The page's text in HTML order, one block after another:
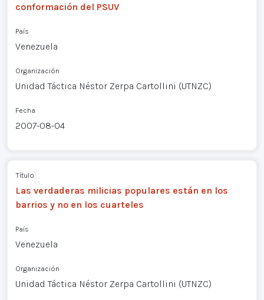
conformación del PSUV
País
Venezuela
Organización
Unidad Táctica Néstor Zerpa Cartollini (UTNZC)
Fecha
2007-08-04
Título
Las verdaderas milicias populares están en los
barrios y no en los cuarteles
País
Venezuela
Organización
Unidad Táctica Néstor Zerpa Cartollini (UTNZC)